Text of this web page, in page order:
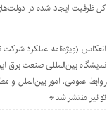
کل ظرفیت ایجاد شده در
انعکاس (ویژه‌نامه عملکرد شرکت
نمایشگاه بین‌المللی صنعت برق
روابط عمومی، امور بین‌الملل و
توانیر منتشر شد*